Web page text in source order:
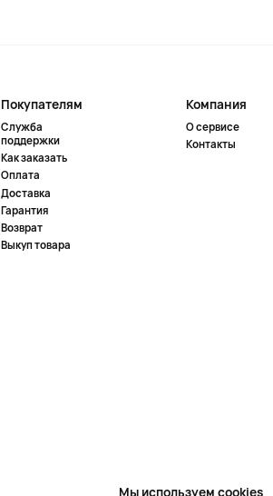
Покупателям
Служба
поддержки
Как заказать
Оплата
Доставка
Гарантия
Возврат
Выкуп товара
Компания
О сервисе
Контакты
Мы используем cookies